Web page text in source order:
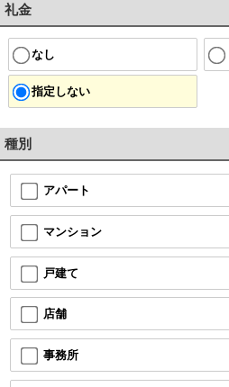
礼金
なし
指定しない
種別
アパート
マンション
戸建て
店舗
事務所